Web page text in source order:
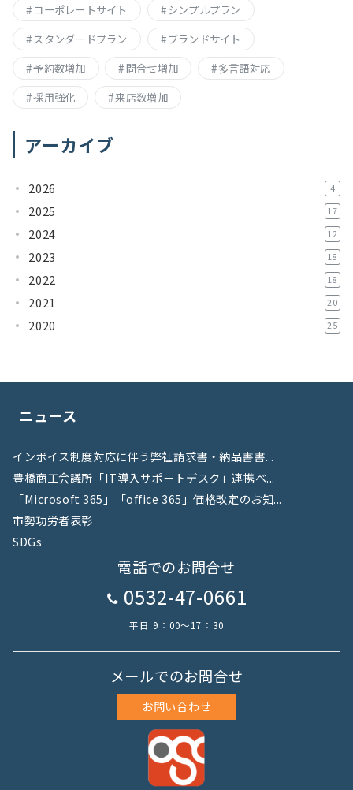
コーポレートサイト
シンプルプラン
スタンダードプラン
ブランドサイト
予約数増加
問合せ増加
多言語対応
採用強化
来店数増加
アーカイブ
2026 4
2025 17
2024 12
2023 18
2022 18
2021 20
2020 25
ニュース
インボイス制度対応に伴う弊社請求書・納品書書...
豊橋商工会議所「IT導入サポートデスク」連携ベ...
「Microsoft 365」「office 365」価格改定のお知...
市勢功労者表彰
SDGs
電話でのお問合せ
0532-47-0661
平日 9：00～17：30
メールでのお問合せ
お問い合わせ